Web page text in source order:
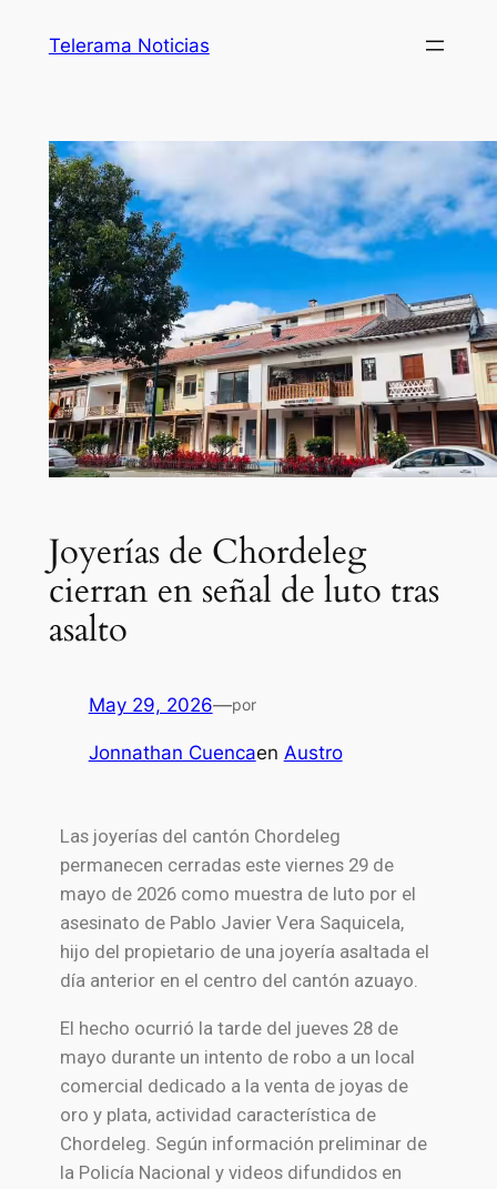
Telerama Noticias
Joyerías de Chordeleg
cierran en señal de luto tras
asalto
May 29, 2026—por
Jonnathan Cuencaen Austro
Las joyerías del cantón Chordeleg
permanecen cerradas este viernes 29 de
mayo de 2026 como muestra de luto por el
asesinato de Pablo Javier Vera Saquicela,
hijo del propietario de una joyería asaltada el
día anterior en el centro del cantón azuayo.
El hecho ocurrió la tarde del jueves 28 de
mayo durante un intento de robo a un local
comercial dedicado a la venta de joyas de
oro y plata, actividad característica de
Chordeleg. Según información preliminar de
la Policía Nacional y videos difundidos en